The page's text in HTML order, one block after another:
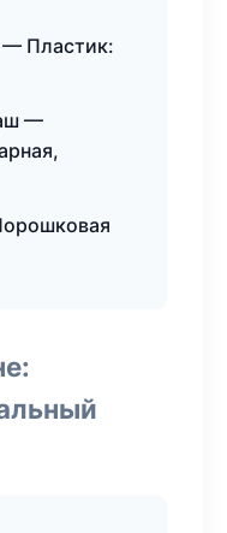
Пластик:
—